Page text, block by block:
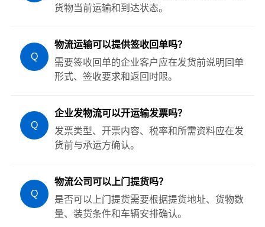
货物当前运输和到达状态。
Q
物流运输可以提供签收回单吗？
需要签收回单的企业客户应在发货前说明回单
形式、签收要求和返回时限。
Q
企业发物流可以开运输发票吗？
发票类型、开票内容、税率和所需资料应在发
货前与承运方确认。
Q
物流公司可以上门提货吗？
是否可以上门提货需要根据提货地址、货物数
量、装货条件和车辆安排确认。